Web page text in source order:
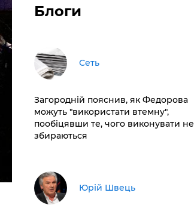
Блоги
Сеть
Загородній пояснив, як Федорова
можуть "використати втемну",
пообіцявши те, чого виконувати не
збираються
Юрій Швець